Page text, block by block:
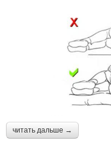
читать дальше →